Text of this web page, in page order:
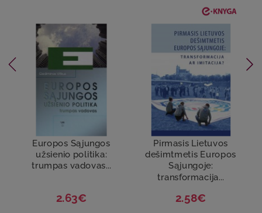
Europos Sąjungos
užsienio politika:
trumpas vadovas...
2.63€
Pirmasis Lietuvos
dešimtmetis Europos
Sąjungoje:
transformacija...
2.58€